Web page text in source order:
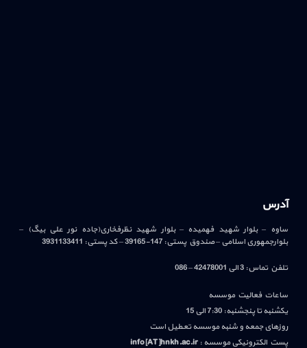
آدرس
ساوه – بلوار شهید فهمیده – بلوار شهید نظرفخاری(جاده نور علی بیگ) –
بلوارجمهوری اسلامی – صندوق پستی: 147-39165 – کد پستی: 3931133411
تلفن تماس: 3 الی 42478001 – 086
ساعات فعالیت موسسه
یکشنبه تا پنجشنبه: 7:30 الی 15
روزهای جمعه و شنبه موسسه تعطیل است
پست الکترونیکی موسسه :info[AT]hnkh.ac.ir